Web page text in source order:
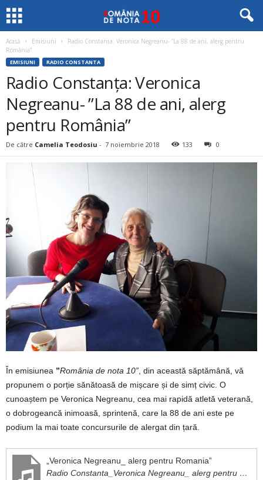
Acasă Emisiuni
Radio Constanța: Veronica Negreanu- ”La 88 de ani, alerg pentru
România”
EMISIUNI RADIO CONSTANTA
Radio Constanța: Veronica
Negreanu- ”La 88 de ani, alerg
pentru România”
De către Camelia Teodosiu - 7 noiembrie 2018 133 0
În emisiunea ”România de nota 10” , din această săptămână, vă
propunem o porție sănătoasă de mișcare și de simț civic. O
cunoaștem pe Veronica Negreanu, cea mai rapidă atletă veterană,
o dobrogeancă inimoasă, sprintenă, care la 88 de ani este pe
podium la mai toate concursurile de alergat din țară.
„Veronica Negreanu_ alerg pentru Romania”
Radio Constanta_Veronica Negreanu_ alerg pentru Romania